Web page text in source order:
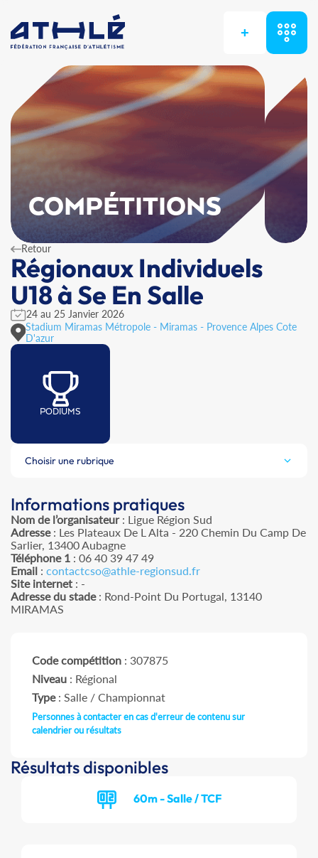
+
COMPÉTITIONS
Retour
Régionaux Individuels
U18 à Se En Salle
24 au 25 Janvier 2026
Stadium Miramas Métropole - Miramas - Provence Alpes Cote
D'azur
PODIUMS
Choisir une rubrique
Informations pratiques
Nom de l’organisateur: Ligue Région Sud
Adresse: Les Plateaux De L Alta - 220 Chemin Du Camp De
Sarlier, 13400 Aubagne
Téléphone 1 : 06 40 39 47 49
Email : contactcso@athle-regionsud.fr
Site internet : -
Adresse du stade: Rond-Point Du Portugal, 13140
MIRAMAS
Code compétition : 307875
Niveau : Régional
Type: Salle / Championnat
Personnes à contacter en cas d'erreur de contenu sur
calendrier ou résultats
Résultats disponibles
60m - Salle / TCF